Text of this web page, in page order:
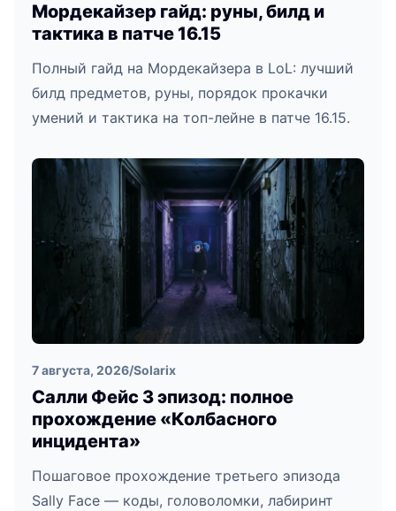
Мордекайзер гайд: руны, билд и
тактика в патче 16.15
Полный гайд на Мордекайзера в LoL: лучший
билд предметов, руны, порядок прокачки
умений и тактика на топ-лейне в патче 16.15.
7 августа, 2026/Solarix
Салли Фейс 3 эпизод: полное
прохождение «Колбасного
инцидента»
Пошаговое прохождение третьего эпизода
Sally Face — коды, головоломки, лабиринт